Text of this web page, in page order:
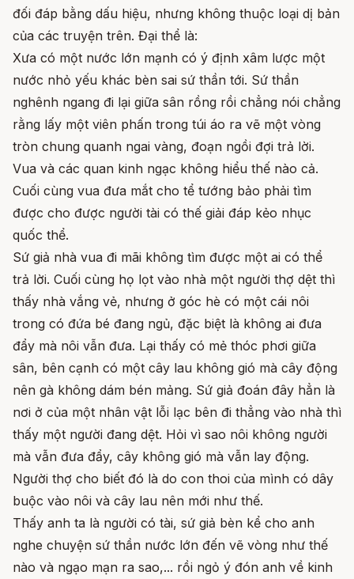
đối đáp bằng dấu hiệu, nhưng không thuộc loại dị bản
của các truyện trên. Đại thể là:
Xưa có một nước lớn mạnh có ý định xâm lược một
nước nhỏ yếu khác bèn sai sứ thần tới. Sứ thần
nghênh ngang đi lại giữa sân rồng rồi chẳng nói chẳng
rằng lấy một viên phấn trong túi áo ra vẽ một vòng
tròn chung quanh ngai vàng, đoạn ngồi đợi trả lời.
Vua và các quan kinh ngạc không hiểu thế nào cả.
Cuối cùng vua đưa mắt cho tể tướng bảo phải tìm
được cho được người tài có thế giải đáp kẻo nhục
quốc thể.
Sứ giả nhà vua đi mãi không tìm được một ai có thể
trả lời. Cuối cùng họ lọt vào nhà một người thợ dệt thì
thấy nhà vắng vẻ, nhưng ở góc hè có một cái nôi
trong có đứa bé đang ngủ, đặc biệt là không ai đưa
đẩy mà nôi vẫn đưa. Lại thấy có mẻ thóc phơi giữa
sân, bên cạnh có một cây lau không gió mà cây động
nên gà không dám bén mảng. Sứ giả đoán đây hẳn là
nơi ở của một nhân vật lỗi lạc bên đi thẳng vào nhà thì
thấy một người đang dệt. Hỏi vì sao nôi không người
mà vẫn đưa đẩy, cây không gió mà vẫn lay động.
Người thợ cho biết đó là do con thoi của mình có dây
buộc vào nôi và cây lau nên mới như thế.
Thấy anh ta là người có tài, sứ giả bèn kể cho anh
nghe chuyện sứ thần nước lớn đến vẽ vòng như thế
nào và ngạo mạn ra sao,... rồi ngỏ ý đón anh về kinh